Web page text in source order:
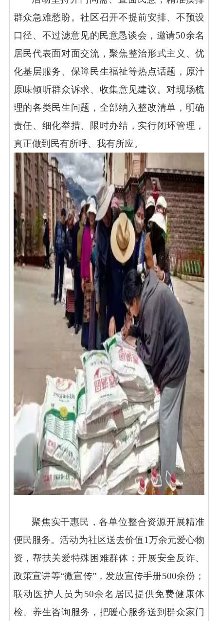
群众急难愁盼。社区召开不提前安排、不预设
口径、不过滤意见的民意恳谈会，邀请50余名
居民代表面对面交流，聚焦整治形式主义、优
化基层服务、保障民生福祉等热点话题，原汁
原味倾听群众诉求、收集意见建议。对现场梳
理的各类民生问题，全部纳入整改清单，明确
责任、细化举措、限时办结，实行闭环管理，
真正做到民有所呼、我有所应。
聚焦实干惠民，各单位整合资源开展精准
便民服务。活动为社区送去价值1万余元爱心物
资，帮扶关爱特殊困难群体；开展安全反诈、
政策宣讲等“微宣传”，发放宣传手册500余份；
联动医护人员为50余名居民提供免费健康体
检、养生咨询服务，把暖心服务送到群众家门